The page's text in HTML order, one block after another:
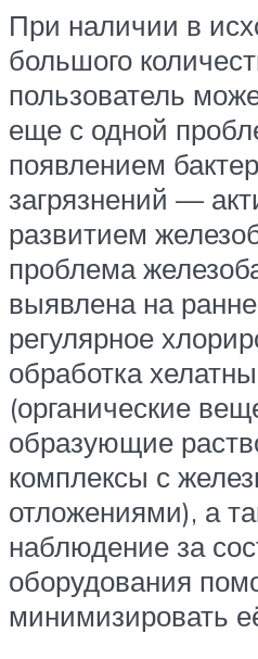
При наличии в
большого
пользователь
еще с одной
появлением
загрязнений —
развитием
проблема
выявлена на
регулярное
обработка
(органические
образующие
комплексы с
отложениями), а
наблюдение за
оборудования
минимизировать